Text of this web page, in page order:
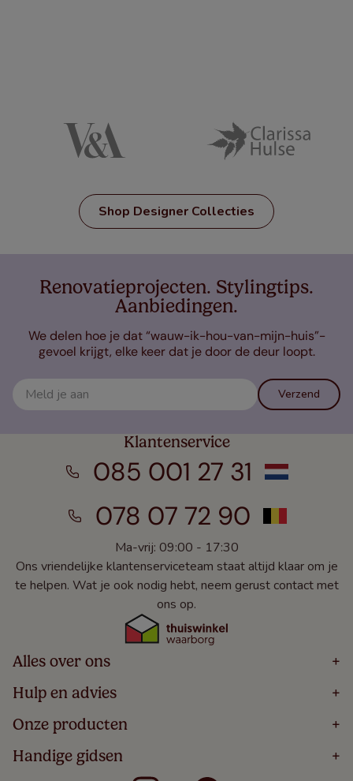
Shop Designer Collecties
Renovatieprojecten. Stylingtips.
Aanbiedingen.
We delen hoe je dat “wauw-ik-hou-van-mijn-huis”-
gevoel krijgt, elke keer dat je door de deur loopt.
Verzend
Klantenservice
085 001 27 31
078 07 72 90
Ma-vrij: 09:00 - 17:30
Ons vriendelijke klantenserviceteam staat altijd klaar om je
te helpen. Wat je ook nodig hebt, neem gerust contact met
ons op.
Alles over ons +
Home
Over
Bestellen
Winacties
Hulp en advies +
Volg Je Bestelling
Levering
5 Jaar Garantie
Algemene Voorwaarden
Onze producten +
Houten Jaloezieën
Rolgordijnen
Handige gidsen +